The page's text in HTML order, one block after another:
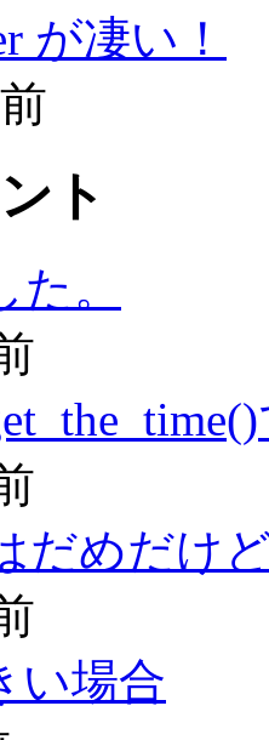
が凄い！
ト
。
だめだけ
い場合